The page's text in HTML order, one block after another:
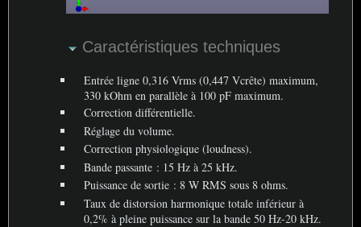
Caractéristiques techniques
Entrée ligne 0,316 Vrms (0,447 Vcrête) maximum,
330 kOhm en parallèle à 100 pF maximum.
Correction différentielle.
Réglage du volume.
Correction physiologique (loudness).
Bande passante : 15 Hz à 25 kHz.
Puissance de sortie : 8 WRMS sous 8 ohms.
Taux de distorsion harmonique totale inférieur à
0,2% à pleine puissance sur la bande 50 Hz-20 kHz.